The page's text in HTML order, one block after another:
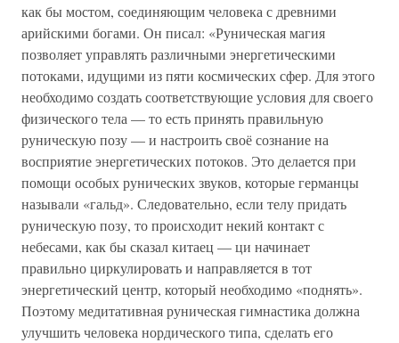
как бы мостом, соединяющим человека с древними
арийскими богами. Он писал: «Руническая магия
позволяет управлять различными энергетическими
потоками, идущими из пяти космических сфер. Для этого
необходимо создать соответствующие условия для своего
физического тела — то есть принять правильную
руническую позу — и настроить своё сознание на
восприятие энергетических потоков. Это делается при
помощи особых рунических звуков, которые германцы
называли «гальд». Следовательно, если телу придать
руническую позу, то происходит некий контакт с
небесами, как бы сказал китаец — ци начинает
правильно циркулировать и направляется в тот
энергетический центр, который необходимо «поднять».
Поэтому медитативная руническая гимнастика должна
улучшить человека нордического типа, сделать его